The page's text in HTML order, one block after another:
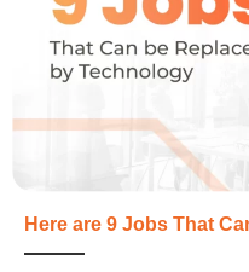
Here are 9 Jobs That